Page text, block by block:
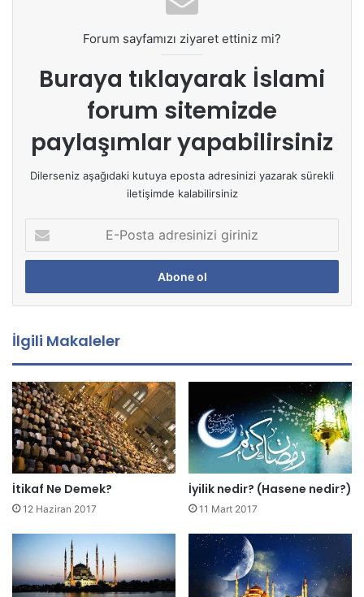
Forum sayfamızı ziyaret ettiniz mi?
Buraya tıklayarak İslami
forum sitemizde
paylaşımlar yapabilirsiniz
Dilerseniz aşağıdaki kutuya eposta adresinizi yazarak sürekli
iletişimde kalabilirsiniz
P
s
a
d
r
e
s
i
n
i
z
g
i
i
n
İlgili Makaleler
İtikaf Ne Demek?
12 Haziran 2017
İyilik nedir? (Hasene nedir?)
11 Mart 2017